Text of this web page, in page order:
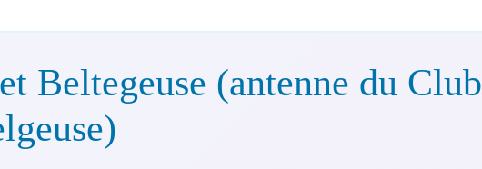
Beltegeuse (antenne du Club